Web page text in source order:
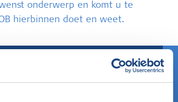
onderwerp en komt u te
hierbinnen doet en weet.